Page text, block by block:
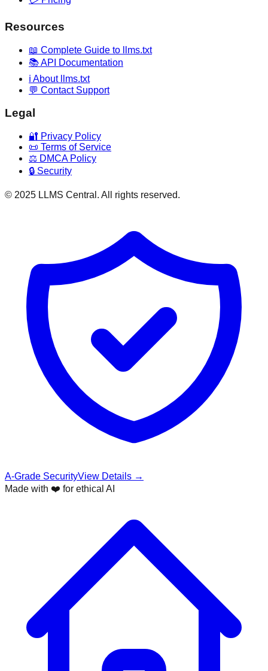
Resources
📖 Complete Guide to llms.txt
📚 API Documentation
ℹ️ About llms.txt
💬 Contact Support
Legal
🔐 Privacy Policy
📜 Terms of Service
⚖️ DMCA Policy
🔒 Security
© 2025 LLMS Central. All rights reserved.
A-Grade SecurityView Details →
Made with ❤️ for ethical AI